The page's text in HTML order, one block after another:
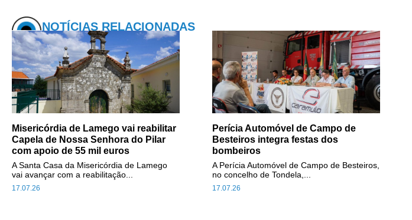
NOTÍCIAS RELACIONADAS
Misericórdia de Lamego vai reabilitar
Capela de Nossa Senhora do Pilar
com apoio de 55 mil euros
17.07.26
A Santa Casa da Misericórdia de Lamego
vai avançar com a reabilitação...
Perícia Automóvel de Campo de
Besteiros integra festas dos
bombeiros
17.07.26
A Perícia Automóvel de Campo de Besteiros,
no concelho de Tondela,...